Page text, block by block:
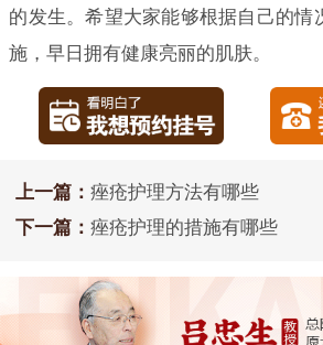
的发生。希望大家能够根据自己的情
施，早日拥有健康亮丽的肌肤。
上一篇： 痤疮护理方法有哪些
下一篇： 痤疮护理的措施有哪些